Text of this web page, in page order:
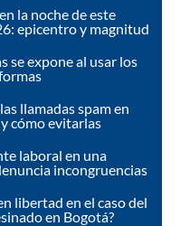
la noche de este
epicentro y magnitud
se expone al usar los
llamadas spam en
cómo evitarlas
laboral en una
incongruencias
libertad en el caso del
en Bogotá?